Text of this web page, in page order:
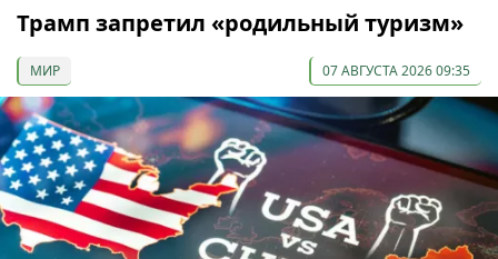
Трамп запретил «родильный туризм»
МИР 07 АВГУСТА 2026 09:35